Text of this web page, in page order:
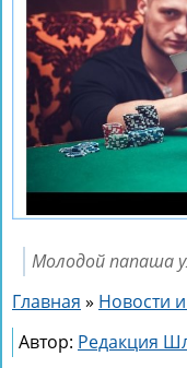
Молодой папаша
Главная » Новости
Автор: Редакция